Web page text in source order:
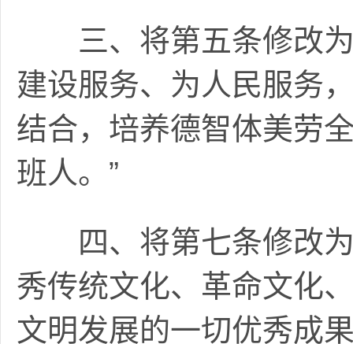
三、将第五条修改为
建设服务、为人民服务
结合，培养德智体美劳
班人。”
四、将第七条修改为
秀传统文化、革命文化
文明发展的一切优秀成